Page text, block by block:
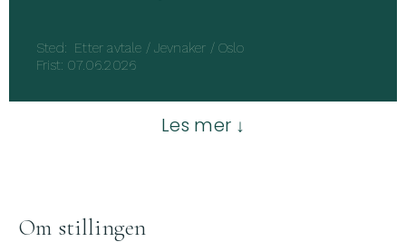
Sted: Etter avtale / Jevnaker / Oslo
Frist: 07.06.2026
Les mer ↓
Om stillingen